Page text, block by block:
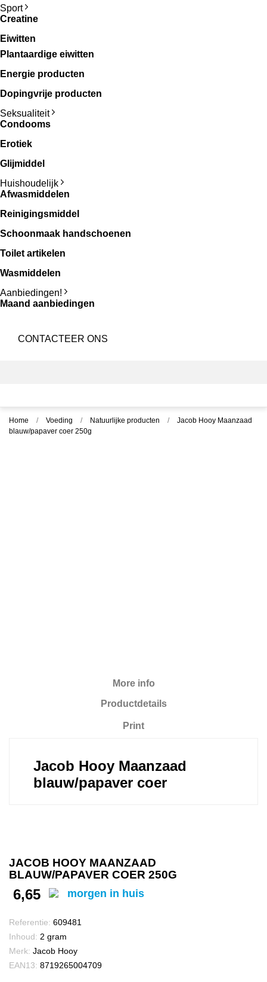
Sport
Creatine
Eiwitten
Plantaardige eiwitten
Energie producten
Dopingvrije producten
Seksualiteit
Condooms
Erotiek
Glijmiddel
Huishoudelijk
Afwasmiddelen
Reinigingsmiddel
Schoonmaak handschoenen
Toilet artikelen
Wasmiddelen
Aanbiedingen!
Maand aanbiedingen
CONTACTEER ONS
Home Voeding Natuurlijke producten
Jacob Hooy Maanzaad
blauw/papaver coer 250g
More info
Productdetails
Print
Jacob Hooy Maanzaad
blauw/papaver coer
JACOB HOOY MAANZAAD
BLAUW/PAPAVER COER 250G
6,65 morgen in huis
Referentie: 609481
Inhoud: 2 gram
Merk: Jacob Hooy
EAN13: 8719265004709